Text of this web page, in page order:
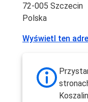
72-005 Szczecin
Polska
Wyświetl ten